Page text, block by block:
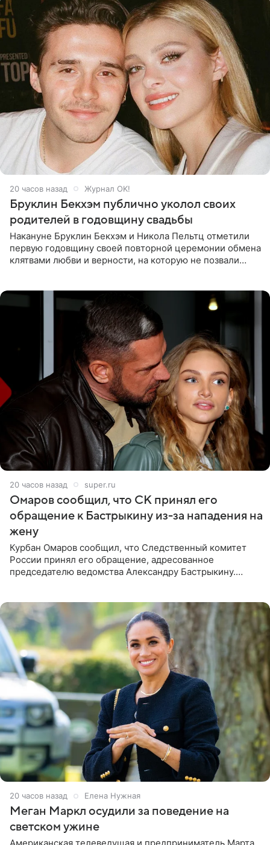
20 часов назад Журнал OK!
Бруклин Бекхэм публично уколол своих
родителей в годовщину свадьбы
Накануне Бруклин Бекхэм и Никола Пельтц отметили
первую годовщину своей повторной церемонии обмена
клятвами любви и верности, на которую не позвали
20 часов назад super.ru
Омаров сообщил, что СК принял его
обращение к Бастрыкину из-за нападения на
жену
Курбан Омаров сообщил, что Следственный комитет
России принял его обращение, адресованное
председателю ведомства Александру Бастрыкину.
20 часов назад Елена Нужная
Меган Маркл осудили за поведение на
светском ужине